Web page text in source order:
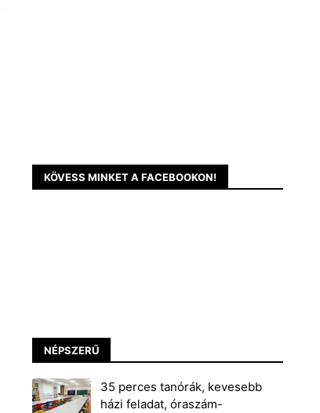
KÖVESS MINKET A FACEBOOKON!
NÉPSZERŰ
35 perces tanórák, kevesebb
házi feladat, óraszám-